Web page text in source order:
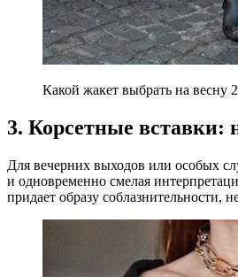
Какой жакет выбрать на весну
3. Корсетные вставки:
Для вечерних выходов или особых
и одновременно смелая
придает образу соблазнительности,